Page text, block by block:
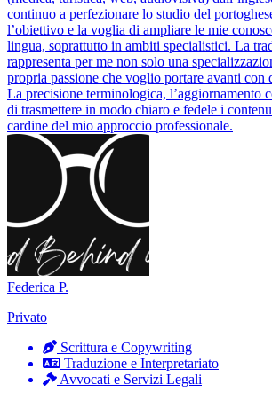
continuo a perfezionare lo studio del
l’obiettivo e la voglia di ampliare le mie
lingua, soprattutto in ambiti specialistici. La
rappresenta per me non solo una
propria passione che voglio portare avanti con
La precisione terminologica, l’aggiornamento
di trasmettere in modo chiaro e fedele i
cardine del mio approccio professionale.
Federica P.
Privato
Scrittura e Copywriting
Traduzione e Interpretariato
Avvocati e Servizi Legali